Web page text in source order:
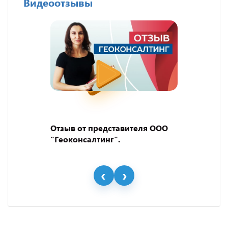
Отзыв от представителя ООО
"Геоконсалтинг".